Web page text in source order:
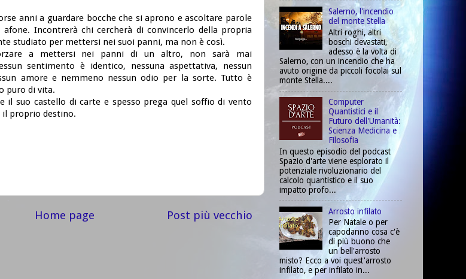
anni a guardare bocche che si aprono e ascoltare parole
Incontrerà chi cercherà di convincerlo della propria
studiato per mettersi nei suoi panni, ma non è così.
a mettersi nei panni di un altro, non sarà mai
sentimento è identico, nessuna aspettativa, nessun
amore e nemmeno nessun odio per la sorte. Tutto è
puro di vita.
il suo castello di carte e spesso prega quel soffio di vento
il proprio destino.
Post più vecchio
Home page
Salerno, l'incendio
del monte Stella
Altri roghi, altri
boschi devastati,
adesso è la volta di
Salerno, con un incendio che ha
avuto origine da piccoli focolai sul
monte Stella....
Computer
Quantistici e il
Futuro dell'Umanità:
Scienza Medicina e
Filosofia
In questo episodio del podcast
Spazio d'arte viene esplorato il
potenziale rivoluzionario del
calcolo quantistico e il suo
impatto profo...
Arrosto infilato
Per Natale o per
capodanno cosa c'è
di più buono che
un bell'arrosto
misto? Ecco a voi quest'arrosto
infilato, e per infilato in...